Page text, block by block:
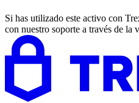
Si has utilizado este activo con
con nuestro soporte a través de la